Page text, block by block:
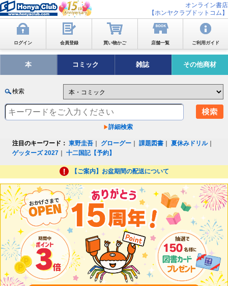
オンライン書店
【ホンヤクラブドットコム】
ログイン 会員登録 買い物かご 店舗一覧 ご利用ガイド
本 コミック 雑誌 その他商材
検索
詳細検索
注目のキーワード： 東野圭吾 グローグー ｜課題図書 ｜夏休みドリル｜
ゲッターズ 2027 ｜十二国記【予約】
【ご案内】お盆期間の配送について